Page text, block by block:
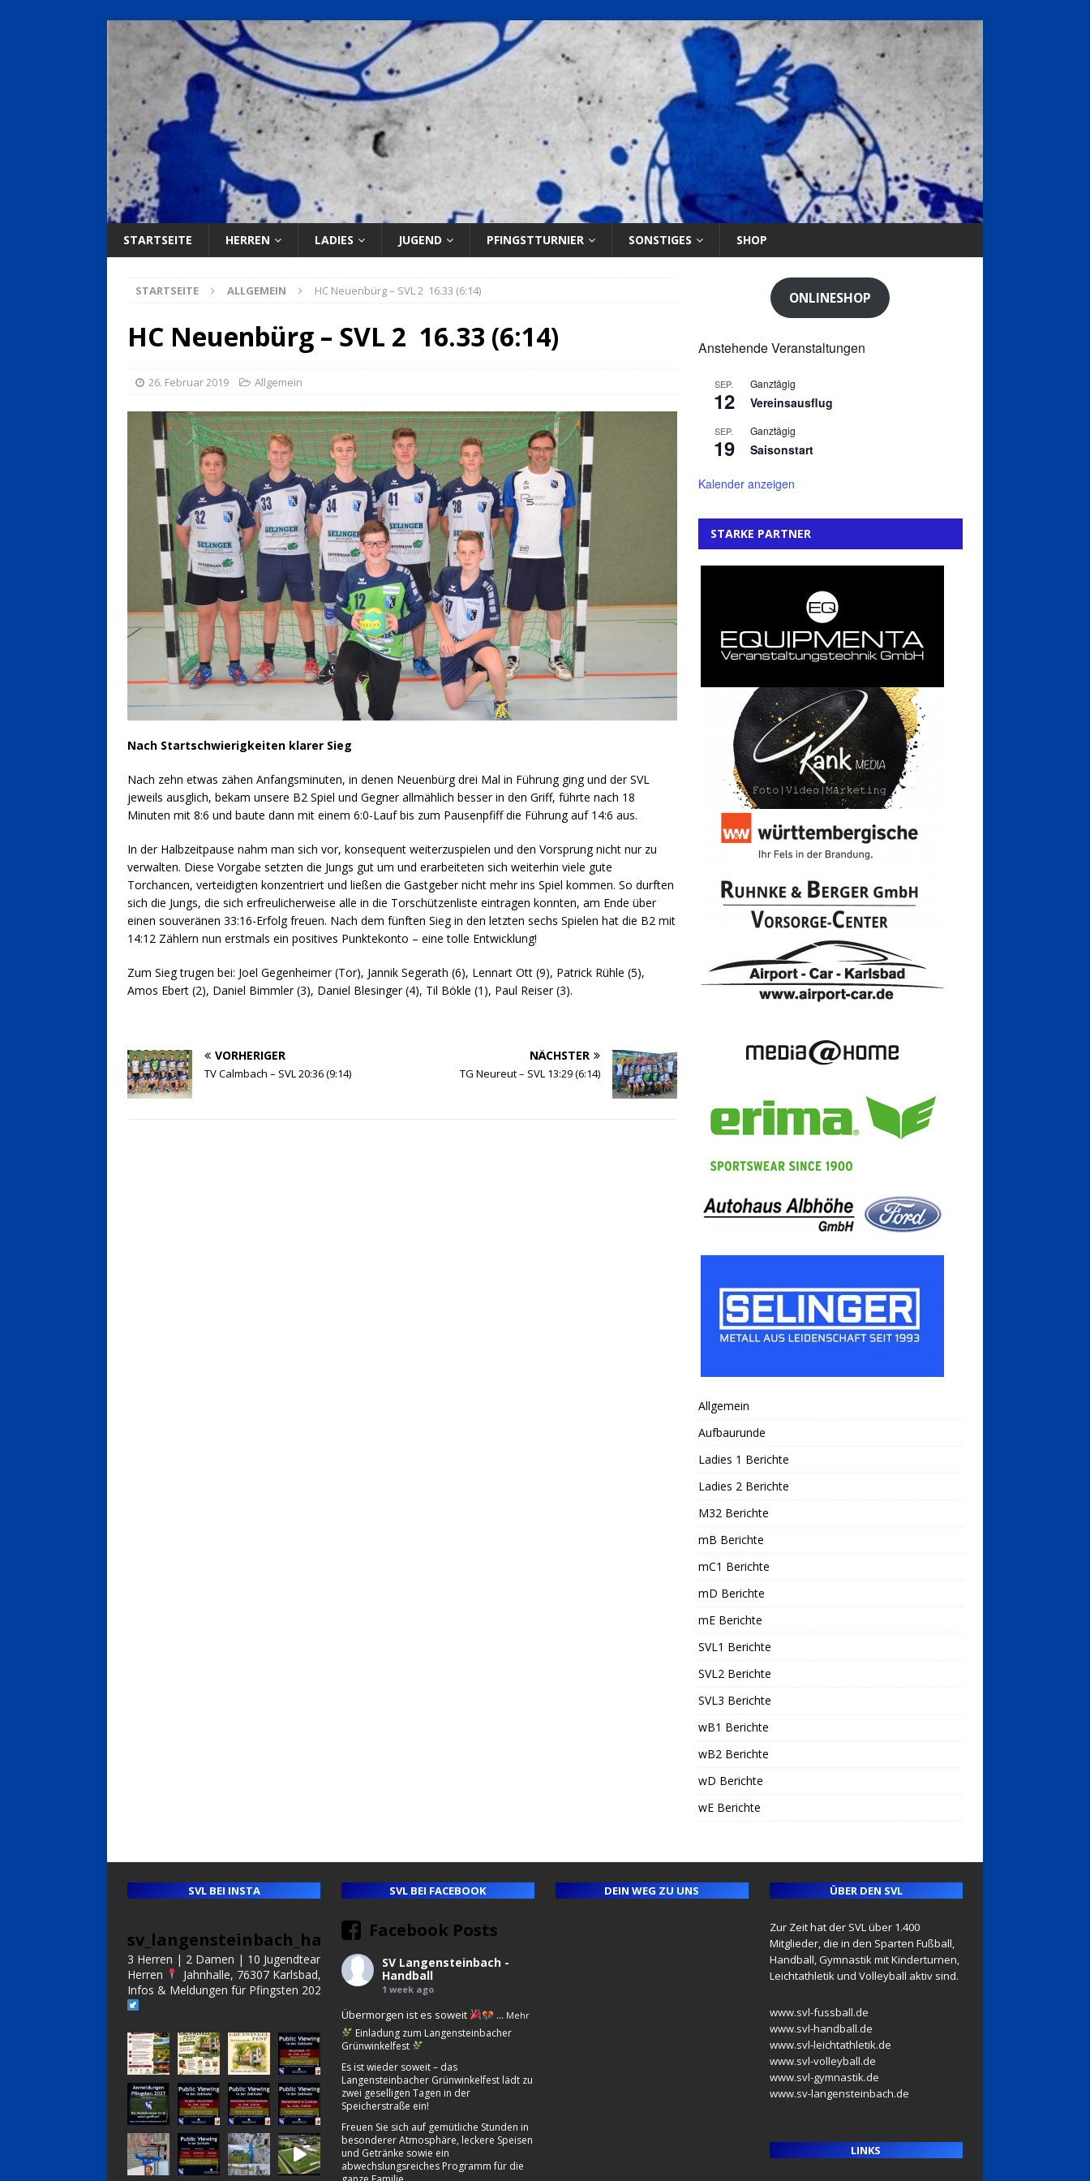
STARTSEITE HERREN LADIES JUGEND PFINGSTTURNIER SONSTIGES SHOP
STARTSEITE ALLGEMEIN HC Neuenbürg – SVL 2 16.33 (6:14)
HC Neuenbürg – SVL 2 16.33 (6:14)
26. Februar 2019 Allgemein
Nach Startschwierigkeiten klarer Sieg
Nach zehn etwas zähen Anfangsminuten, in denen Neuenbürg drei Mal in Führung ging und der SVL
jeweils ausglich, bekam unsere B2 Spiel und Gegner allmählich besser in den Griff, führte nach 18
Minuten mit 8:6 und baute dann mit einem 6:0-Lauf bis zum Pausenpfiff die Führung auf 14:6 aus.
In der Halbzeitpause nahm man sich vor, konsequent weiterzuspielen und den Vorsprung nicht nur zu
verwalten. Diese Vorgabe setzten die Jungs gut um und erarbeiteten sich weiterhin viele gute
Torchancen, verteidigten konzentriert und ließen die Gastgeber nicht mehr ins Spiel kommen. So durften
sich die Jungs, die sich erfreulicherweise alle in die Torschützenliste eintragen konnten, am Ende über
einen souveränen 33:16-Erfolg freuen. Nach dem fünften Sieg in den letzten sechs Spielen hat die B2 mit
14:12 Zählern nun erstmals ein positives Punktekonto – eine tolle Entwicklung!
Zum Sieg trugen bei: Joel Gegenheimer (Tor), Jannik Segerath (6), Lennart Ott (9), Patrick Rühle (5),
Amos Ebert (2), Daniel Bimmler (3), Daniel Blesinger (4), Til Bökle (1), Paul Reiser (3).
VORHERIGER
TV Calmbach – SVL 20:36 (9:14)
NÄCHSTER
TG Neureut – SVL 13:29 (6:14)
ONLINESHOP
Anstehende Veranstaltungen
SEP.
12
Ganztägig
Vereinsausflug
SEP.
19
Ganztägig
Saisonstart
Kalender anzeigen
STARKE PARTNER
Allgemein
Aufbaurunde
Ladies 1 Berichte
Ladies 2 Berichte
M32 Berichte
mB Berichte
mC1 Berichte
mD Berichte
mE Berichte
SVL1 Berichte
SVL2 Berichte
SVL3 Berichte
wB1 Berichte
wB2 Berichte
wD Berichte
wE Berichte
SVL BEI INSTA
sv_langensteinbach_handball
3 Herren | 2 Damen | 10 Jugendteams | Alte
Herren
Jahnhalle, 76307 Karlsbad, Germany
Infos & Meldungen für Pfingsten 2027:
SVL BEI FACEBOOK
Facebook Posts
SV Langensteinbach -
Handball
1 week ago
Übermorgen ist es soweit
Einladung zum Langensteinbacher
Grünwinkelfest
Es ist wieder soweit – das
Langensteinbacher Grünwinkelfest lädt zu
zwei geselligen Tagen in der
Speicherstraße ein!
Freuen Sie sich auf gemütliche Stunden in
besonderer Atmosphäre, leckere Speisen
und Getränke sowie ein
abwechslungsreiches Programm für die
... Mehr
DEIN WEG ZU UNS ÜBER DEN SVL
Zur Zeit hat der SVL über 1.400
Mitglieder, die in den Sparten Fußball,
Handball, Gymnastik mit Kinderturnen,
Leichtathletik und Volleyball aktiv sind.
www.svl-fussball.de
www.svl-handball.de
www.svl-leichtathletik.de
www.svl-volleyball.de
www.svl-gymnastik.de
www.sv-langensteinbach.de
LINKS